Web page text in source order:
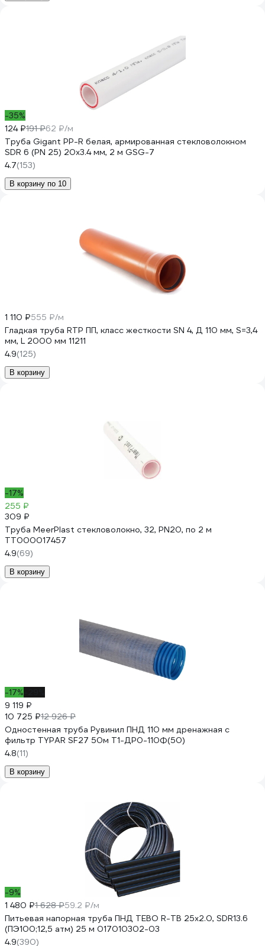
-35%
124 ₽191 ₽62 ₽/м
Труба Gigant PP-R белая, армированная стекловолокном
SDR 6 (PN 25) 20x3.4 мм, 2 м GSG-7
4.7(153)
В корзину по 10
1 110 ₽555 ₽/м
Гладкая труба RTP ПП, класс жесткости SN 4, Д 110 мм, S=3,4
мм, L 2000 мм 11211
4.9(125)
В корзину
-17%
255 ₽
309 ₽
Труба MeerPlast стекловолокно, 32, PN20, по 2 м
ТТ000017457
4.9(69)
В корзину
-17%
9 119 ₽
10 725 ₽12 926 ₽
Одностенная труба Рувинил ПНД 110 мм дренажная с
фильтр TYPAR SF27 50м Т1-ДР0-110Ф(50)
4.8(11)
В корзину
-9%
1 480 ₽1 628 ₽59.2 ₽/м
Питьевая напорная труба ПНД TEBO R-TB 25x2.0, SDR13.6
(ПЭ100;12,5 атм) 25 м 017010302-03
4.9(390)